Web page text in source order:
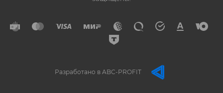
Разработано в ABC-PROFIT